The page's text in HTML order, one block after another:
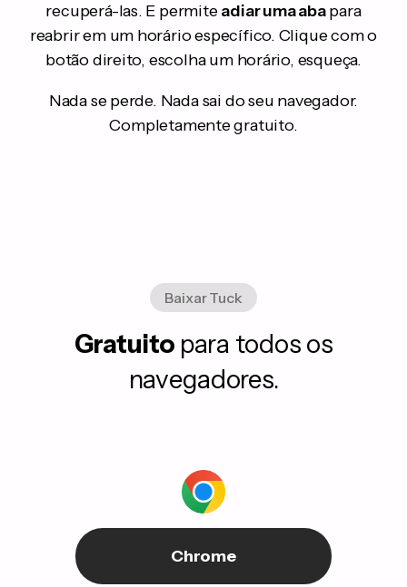
recuperá-las. E permiteadiar uma abapara
reabrir em um horário específico. Clique com o
botão direito, escolha um horário, esqueça.
Nada se perde. Nada sai do seu navegador.
Completamente gratuito.
Baixar Tuck
Gratuito para todos os
navegadores.
Chrome